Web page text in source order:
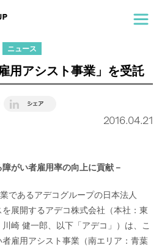
ニュース
用アシスト事業」を受託
2016.04.21
がい者雇用率の向上に貢献－
であるアデコグループの日本法人
展開するアデコ株式会社（本社：東
崎 健一郎、以下「アデコ」）は、こ
雇用アシスト事業（南エリア：青葉